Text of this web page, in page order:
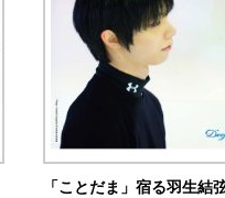
「ことだま」宿る羽生結